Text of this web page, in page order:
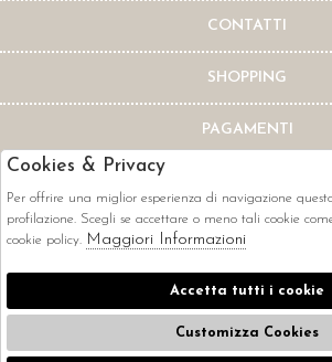
CONTATTI
SHOPPING
PAGAMENTI
CORRIERI
Cookies & Privacy
Per offrire una miglior esperienza di navigazione
profilazione. Scegli se accettare o meno tali cookie
cookie policy. Maggiori Informazioni
Accetta tutti i cookie
Customizza Cookies